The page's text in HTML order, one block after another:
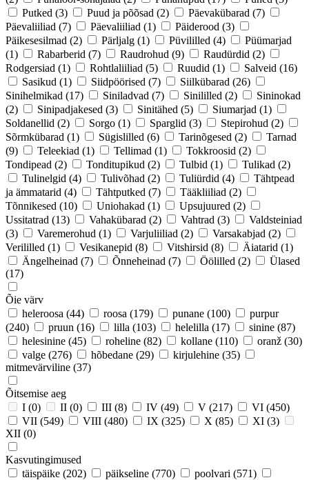
Putked (3) Puud ja põõsad (2) Päevakübarad (7)
Päevaliiliad (7) Päevaliiliad (1) Päiderood (3)
Päikesesilmad (2) Pärljalg (1) Püvililled (4)
Püümarjad
(1)
Rabarberid (7) Raudrohud (9) Raudürdid (2)
Rodgersiad (1) Rohtlaliiliad (5) Ruudid (1) Salveid (16)
Sasikud (1) Siidpöörised (7) Siilkübarad (26)
Sinihelmikad (17) Siniladvad (7) Sinililled (2)
Sininokad
(2)
Sinipadjakesed (3) Sinitähed (5) Siumarjad (1)
Soldanellid (2) Sorgo (1) Sparglid (3) Stepirohud (2)
Sõrmkübarad (1) Sügislilled (6) Tarinõgesed (2)
Tarnad
(9)
Teleekiad (1) Tellimad (1) Tokkroosid (2)
Tondipead (2) Tonditupikud (2) Tulbid (1) Tulikad (2)
Tulinelgid (4) Tulivõhad (2) Tuliürdid (4)
Tähtpead
ja ämmatarid (4) Tähtputked (7) Tääkliiliad (2)
Tõnnikesed (10) Uniohakad (1) Upsujuured (2)
Ussitatrad (13) Vahakübarad (2) Vahtrad (3)
Valdsteiniad
(3)
Varemerohud (1) Varjuliiliad (2) Varsakabjad (2)
Verililled (1) Vesikanepid (8) Vitshirsid (8) Äiatarid (1)
Ängelheinad (7) Õnneheinad (7) Öölilled (2)
Ülased
(17)
Õie värv
heleroosa (44) roosa (179) punane (100)
purpur
(240)
pruun (16) lilla (103) helelilla (17) sinine (87)
helesinine (45) roheline (82) kollane (110) oranž (30)
valge (276) hõbedane (29) kirjulehine (35)
mitmevärviline (37)
Õitsemise aeg
I (0) II (0) III (8) IV (49) V (217) VI (450)
VII (549) VIII (480) IX (325) X (85) XI (3)
XII (0)
Kasvutingimused
täispäike (202) päikseline (770) poolvari (571)